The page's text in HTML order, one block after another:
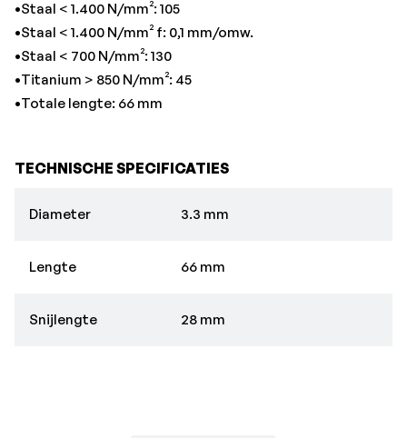
•Staal < 1.400 N/mm²: 105
•Staal < 1.400 N/mm² f: 0,1 mm/omw.
•Staal < 700 N/mm²: 130
•Titanium > 850 N/mm²: 45
•Totale lengte: 66 mm
TECHNISCHE SPECIFICATIES
Diameter 3.3 mm
Lengte 66 mm
Snijlengte 28 mm